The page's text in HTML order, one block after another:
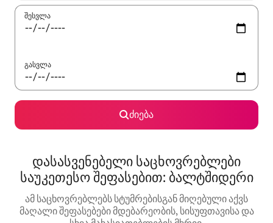
შესვლა
გასვლა
ძიება
დასასვენებელი საცხოვრებლები
საუკეთესო შეფასებით: ბალტშიდერი
ამ საცხოვრებლებს სტუმრებისგან მიღებული აქვს
მაღალი შეფასებები მდებარეობის, სისუფთავისა და